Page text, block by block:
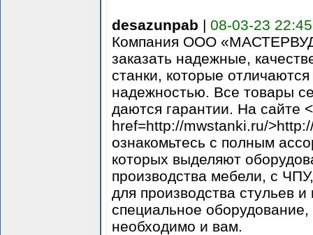
desazunpab | 08-03-23 22:45
Компания ООО
заказать надежные,
станки, которые
надежностью. Все товары
даются гарантии. На сайте
href=http://mwstanki.ru/
ознакомьтесь с полным
которых выделяют
производства мебели, с
для производства стульев
специальное оборудование,
необходимо и вам.